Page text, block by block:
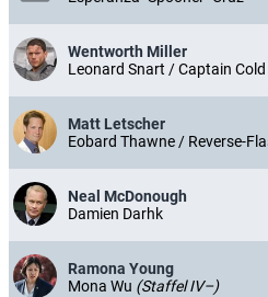
Wentworth Miller
Leonard Snart / Captain Cold
Matt Letscher
Eobard Thawne / Reverse-
Neal McDonough
Damien Darhk
Ramona Young
Mona Wu (Staffel IV–)